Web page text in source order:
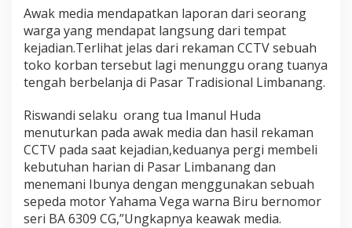
k
a
n
o
e
K
o
r
b
a
n
H
i
Awak media mendapatkan laporan dari seorang
warga yang mendapat langsung dari tempat
kejadian.Terlihat jelas dari rekaman CCTV sebuah
toko korban tersebut lagi menunggu orang tuanya
tengah berbelanja di Pasar Tradisional Limbanang.
Riswandi selaku orang tua Imanul Huda
menuturkan pada awak media dan hasil rekaman
CCTV pada saat kejadian,keduanya pergi membeli
kebutuhan harian di Pasar Limbanang dan
menemani Ibunya dengan menggunakan sebuah
sepeda motor Yahama Vega warna Biru bernomor
seri BA 6309 CG,”Ungkapnya keawak media.